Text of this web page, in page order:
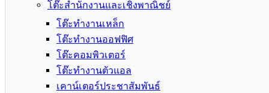
โต๊ะสำนักงานและเชิงพาณิชย์
โต๊ะทำงานเหล็ก
โต๊ะทำงานออฟฟิศ
โต๊ะคอมพิวเตอร์
โต๊ะทำงานตัวแอล
เคาน์เตอร์ประชาสัมพันธ์